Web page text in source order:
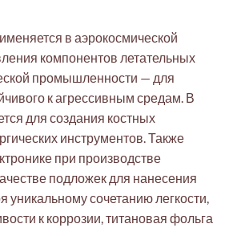
в аэрокосмической
компонентов летательных
промышленности — для
к агрессивным средам. В
для создания костных
инструментов. Также
при производстве
подложек для нанесения
уникальному сочетанию легкости,
к коррозии, титановая фольга